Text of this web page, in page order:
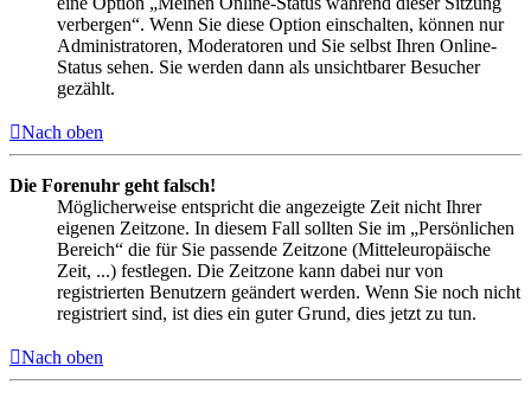
verbergen“. Wenn Sie diese Option einschalten, können nur
Administratoren, Moderatoren und Sie selbst Ihren Online-
Status sehen. Sie werden dann als unsichtbarer Besucher
gezählt.
Nach oben
Die Forenuhr geht falsch!
Möglicherweise entspricht die angezeigte Zeit nicht Ihrer
eigenen Zeitzone. In diesem Fall sollten Sie im „Persönlichen
Bereich“ die für Sie passende Zeitzone (Mitteleuropäische
Zeit, ...) festlegen. Die Zeitzone kann dabei nur von
registrierten Benutzern geändert werden. Wenn Sie noch nicht
registriert sind, ist dies ein guter Grund, dies jetzt zu tun.
Nach oben